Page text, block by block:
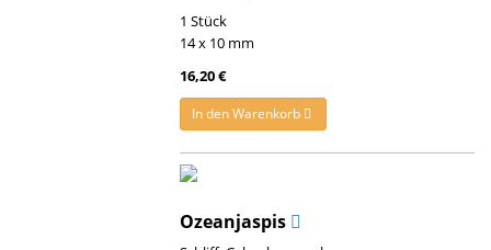
1 Stück
14 x 10 mm
16,20 €
In den Warenkorb
Ozeanjaspis